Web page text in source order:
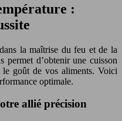
:
la maîtrise du feu et de la
permet d’obtenir une cuisson
le goût de vos aliments. Voici
optimale.
allié précision